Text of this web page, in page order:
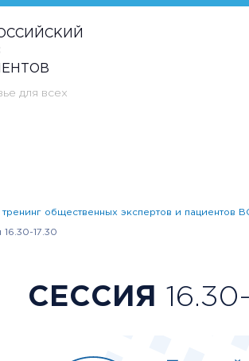
для всех
тренинг общественных экспертов и
16.30-17.30
СЕССИЯ